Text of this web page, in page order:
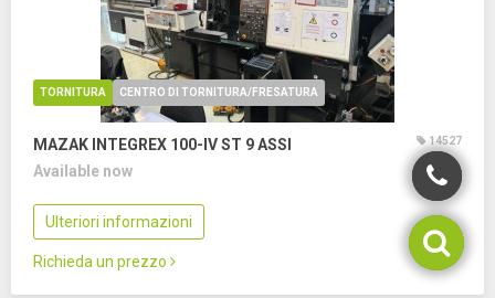
TORNITURA CENTRO DI TORNITURA/FRESATURA
MAZAK INTEGREX 100-IV ST 9 ASSI 14527
Available now
Ulteriori informazioni
Richieda un prezzo